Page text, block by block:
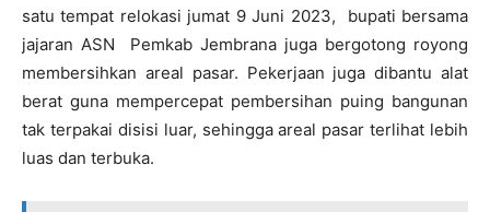
satu tempat relokasi jumat 9 Juni 2023, bupati bersama
jajaran ASN Pemkab Jembrana juga bergotong royong
membersihkan areal pasar. Pekerjaan juga dibantu alat
berat guna mempercepat pembersihan puing bangunan
tak terpakai disisi luar, sehingga areal pasar terlihat lebih
luas dan terbuka.